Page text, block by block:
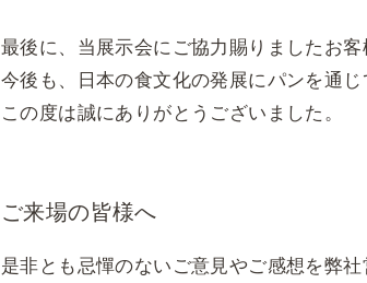
最後に、当展示会にご協力賜りましたお
今後も、日本の食文化の発展にパンを通じ
この度は誠にありがとうございました。
ご来場の皆様へ
是非とも忌憚のないご意見やご感想を弊